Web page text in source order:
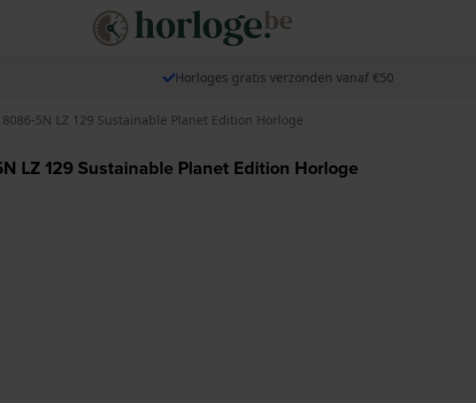
Horloges gratis verzonden vanaf €50
5N LZ 129 Sustainable Planet Edition Horloge
LZ 129 Sustainable Planet Edition Horloge